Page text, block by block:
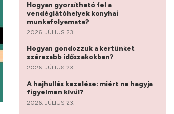
Hogyan gyorsítható fel a
vendéglátóhelyek konyhai
munkafolyamata?
2026. JÚLIUS 23.
Hogyan gondozzuk a kertünket
szárazabb időszakokban?
2026. JÚLIUS 23.
A hajhullás kezelése: miért ne hagyja
figyelmen kívül?
2026. JÚLIUS 23.